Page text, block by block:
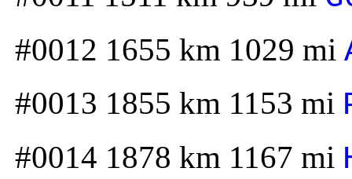
#0012 1655 km 1029 mi
#0013 1855 km 1153 mi
#0014 1878 km 1167 mi